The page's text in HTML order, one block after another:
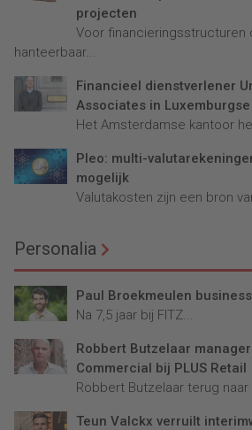
projecten
Voor financieringsstructuren
hanteerbaar...
Financieel dienstverlener
Associates in
Het Amsterdamse kantoor
Pleo: multi-
mogelijk
Valutakosten zijn een bron
Personalia
Paul Broekmeulen
Na 7,5 jaar bij FITZ...
Robbert Butzelaar
Commercial bij PLUS Retail
Robbert Butzelaar terug naar
Teun Valckx verruilt